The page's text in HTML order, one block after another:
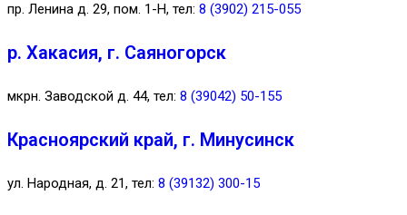
пр. Ленина д. 29, пом. 1-Н, тел: 8 (3902) 215-055
р. Хакасия, г. Саяногорск
мкрн. Заводской д. 44, тел: 8 (39042) 50-155
Красноярский край, г. Минусинск
ул. Народная, д. 21, тел: 8 (39132) 300-15